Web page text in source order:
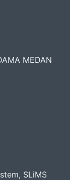
MEDAN
SLiMS